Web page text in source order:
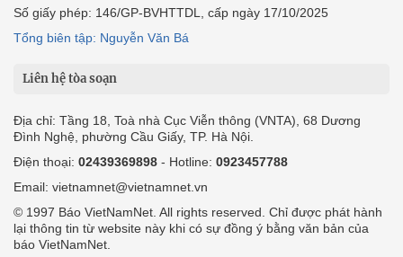
Số giấy phép: 146/GP-BVHTTDL, cấp ngày 17/10/2025
Tổng biên tập: Nguyễn Văn Bá
Liên hệ tòa soạn
Địa chỉ: Tầng 18, Toà nhà Cục Viễn thông (VNTA), 68 Dương
Đình Nghệ, phường Cầu Giấy, TP. Hà Nội.
Điện thoại: 02439369898 - Hotline: 0923457788
Email: vietnamnet@vietnamnet.vn
© 1997 Báo VietNamNet. All rights reserved. Chỉ được phát hành
lại thông tin từ website này khi có sự đồng ý bằng văn bản của
báo VietNamNet.